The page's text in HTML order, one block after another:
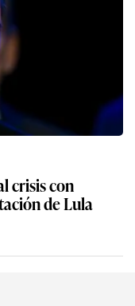
crisis con
de Lula